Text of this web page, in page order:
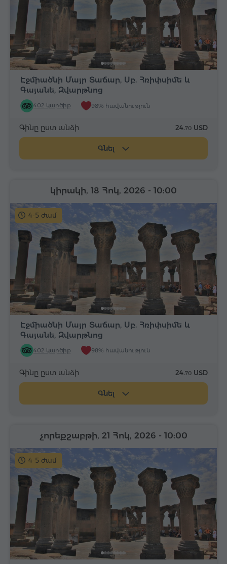
Էջմիածնի Մայր Տաճար, Սբ. Հռիփսիմե և
Գայանե, Զվարթնոց
402 կարծիք 98% հավանություն
Գինը ըստ անձի 24.70 USD
Գնել
4-5 ժամ
Էջմիածնի Մայր Տաճար, Սբ. Հռիփսիմե և
Գայանե, Զվարթնոց
402 կարծիք 98% հավանություն
կիրակի, 18 Հոկ, 2026 - 10:00
Գինը ըստ անձի 24.70 USD
Գնել
4-5 ժամ
չորեքշաբթի, 21 Հոկ, 2026 - 10:00